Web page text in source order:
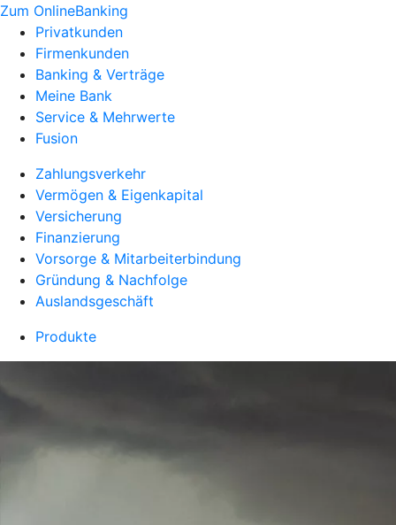
Zum OnlineBanking
Privatkunden
Firmenkunden
Banking & Verträge
Meine Bank
Service & Mehrwerte
Fusion
Zahlungsverkehr
Vermögen & Eigenkapital
Versicherung
Finanzierung
Vorsorge & Mitarbeiterbindung
Gründung & Nachfolge
Auslandsgeschäft
Produkte